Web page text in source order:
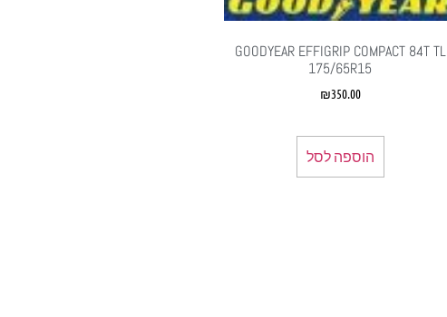
GOODYEAR EFFIGRIP COMPACT 84T TL
175/65R15
₪350.00
הוספה לסל